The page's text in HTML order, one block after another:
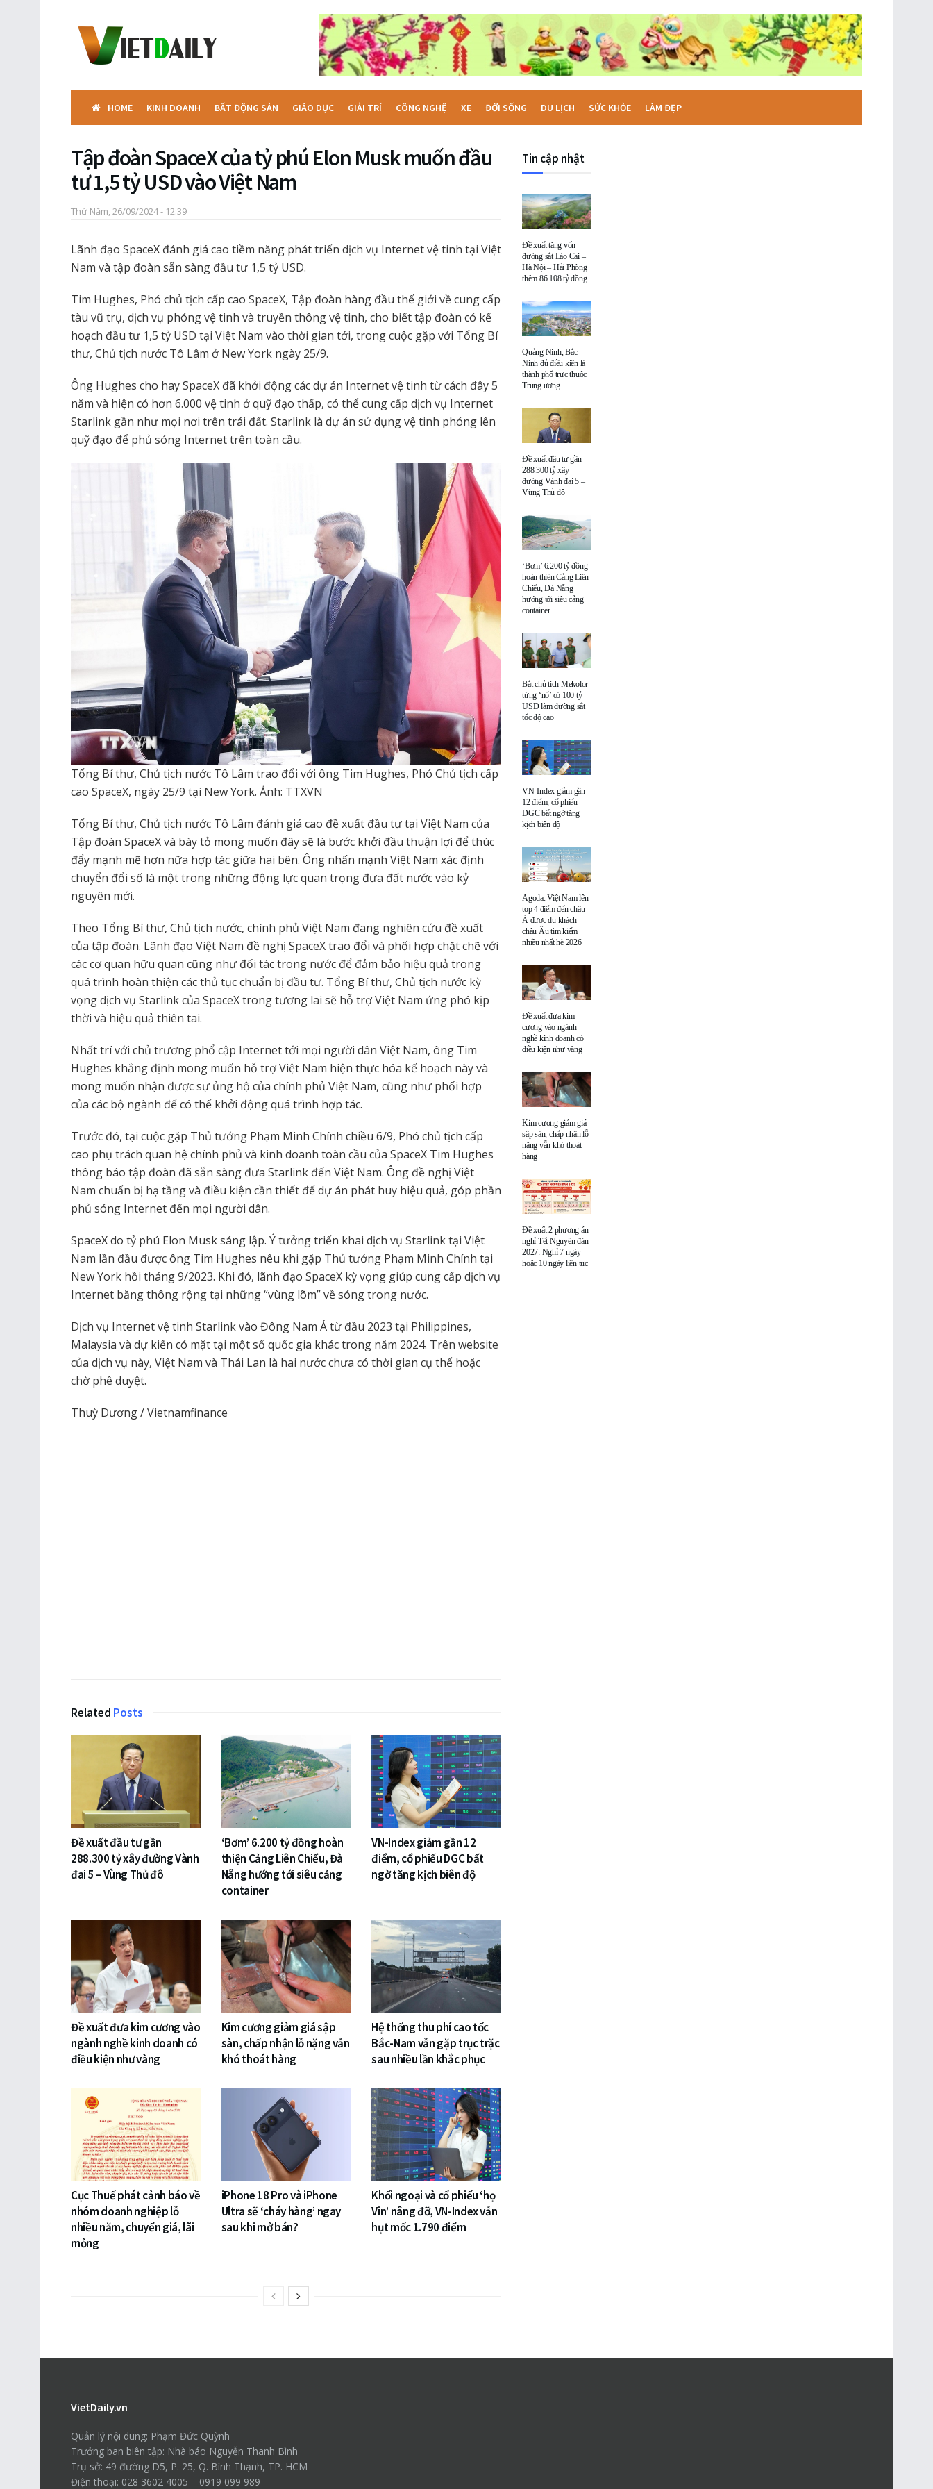
HOME KINH DOANH BẤT ĐỘNG SẢN GIÁO DỤC GIẢI TRÍ CÔNG NGHỆ XE ĐỜI SỐNG DU LỊCH SỨC KHỎE LÀM ĐẸP
Tập đoàn SpaceX của tỷ phú Elon Musk muốn đầu
tư 1,5 tỷ USD vào Việt Nam
Thứ Năm, 26/09/2024 - 12:39
Lãnh đạo SpaceX đánh giá cao tiềm năng phát triển dịch vụ Internet vệ tinh tại Việt
Nam và tập đoàn sẵn sàng đầu tư 1,5 tỷ USD.
Tim Hughes, Phó chủ tịch cấp cao SpaceX, Tập đoàn hàng đầu thế giới về cung cấp
tàu vũ trụ, dịch vụ phóng vệ tinh và truyền thông vệ tinh, cho biết tập đoàn có kế
hoạch đầu tư 1,5 tỷ USD tại Việt Nam vào thời gian tới, trong cuộc gặp với Tổng Bí
thư, Chủ tịch nước Tô Lâm ở New York ngày 25/9.
Ông Hughes cho hay SpaceX đã khởi động các dự án Internet vệ tinh từ cách đây 5
năm và hiện có hơn 6.000 vệ tinh ở quỹ đạo thấp, có thể cung cấp dịch vụ Internet
Starlink gần như mọi nơi trên trái đất. Starlink là dự án sử dụng vệ tinh phóng lên
quỹ đạo để phủ sóng Internet trên toàn cầu.
Tổng Bí thư, Chủ tịch nước Tô Lâm trao đổi với ông Tim Hughes, Phó Chủ tịch cấp
cao SpaceX, ngày 25/9 tại New York. Ảnh: TTXVN
Tổng Bí thư, Chủ tịch nước Tô Lâm đánh giá cao đề xuất đầu tư tại Việt Nam của
Tập đoàn SpaceX và bày tỏ mong muốn đây sẽ là bước khởi đầu thuận lợi để thúc
đẩy mạnh mẽ hơn nữa hợp tác giữa hai bên. Ông nhấn mạnh Việt Nam xác định
chuyển đổi số là một trong những động lực quan trọng đưa đất nước vào kỷ
nguyên mới.
Theo Tổng Bí thư, Chủ tịch nước, chính phủ Việt Nam đang nghiên cứu đề xuất
của tập đoàn. Lãnh đạo Việt Nam đề nghị SpaceX trao đổi và phối hợp chặt chẽ với
các cơ quan hữu quan cũng như đối tác trong nước để đảm bảo hiệu quả trong
quá trình hoàn thiện các thủ tục chuẩn bị đầu tư. Tổng Bí thư, Chủ tịch nước kỳ
vọng dịch vụ Starlink của SpaceX trong tương lai sẽ hỗ trợ Việt Nam ứng phó kịp
thời và hiệu quả thiên tai.
Nhất trí với chủ trương phổ cập Internet tới mọi người dân Việt Nam, ông Tim
Hughes khẳng định mong muốn hỗ trợ Việt Nam hiện thực hóa kế hoạch này và
mong muốn nhận được sự ủng hộ của chính phủ Việt Nam, cũng như phối hợp
của các bộ ngành để có thể khởi động quá trình hợp tác.
Trước đó, tại cuộc gặp Thủ tướng Phạm Minh Chính chiều 6/9, Phó chủ tịch cấp
cao phụ trách quan hệ chính phủ và kinh doanh toàn cầu của SpaceX Tim Hughes
thông báo tập đoàn đã sẵn sàng đưa Starlink đến Việt Nam. Ông đề nghị Việt
Nam chuẩn bị hạ tầng và điều kiện cần thiết để dự án phát huy hiệu quả, góp phần
phủ sóng Internet đến mọi người dân.
SpaceX do tỷ phú Elon Musk sáng lập. Ý tưởng triển khai dịch vụ Starlink tại Việt
Nam lần đầu được ông Tim Hughes nêu khi gặp Thủ tướng Phạm Minh Chính tại
New York hồi tháng 9/2023. Khi đó, lãnh đạo SpaceX kỳ vọng giúp cung cấp dịch vụ
Internet băng thông rộng tại những “vùng lõm” về sóng trong nước.
Dịch vụ Internet vệ tinh Starlink vào Đông Nam Á từ đầu 2023 tại Philippines,
Malaysia và dự kiến có mặt tại một số quốc gia khác trong năm 2024. Trên website
của dịch vụ này, Việt Nam và Thái Lan là hai nước chưa có thời gian cụ thể hoặc
chờ phê duyệt.
Thuỳ Dương / Vietnamfinance
Related Posts
Đề xuất đầu tư gần
288.300 tỷ xây đường Vành
đai 5 – Vùng Thủ đô
‘Bơm’ 6.200 tỷ đồng hoàn
thiện Cảng Liên Chiểu, Đà
Nẵng hướng tới siêu cảng
container
VN-Index giảm gần 12
điểm, cổ phiếu DGC bất
ngờ tăng kịch biên độ
Đề xuất đưa kim cương vào
ngành nghề kinh doanh có
điều kiện như vàng
Kim cương giảm giá sập
sàn, chấp nhận lỗ nặng vẫn
khó thoát hàng
Hệ thống thu phí cao tốc
Bắc-Nam vẫn gặp trục trặc
sau nhiều lần khắc phục
Cục Thuế phát cảnh báo về
nhóm doanh nghiệp lỗ
nhiều năm, chuyển giá, lãi
mỏng
iPhone 18 Pro và iPhone
Ultra sẽ ‘cháy hàng’ ngay
sau khi mở bán?
Khối ngoại và cổ phiếu ‘họ
Vin’ nâng đỡ, VN-Index vẫn
hụt mốc 1.790 điểm
Tin cập nhật
Đề xuất tăng vốn
đường sắt Lào Cai –
Hà Nội – Hải Phòng
thêm 86.108 tỷ đồng
Quảng Ninh, Bắc
Ninh đủ điều kiện là
thành phố trực thuộc
Trung ương
Đề xuất đầu tư gần
288.300 tỷ xây
đường Vành đai 5 –
Vùng Thủ đô
‘Bơm’ 6.200 tỷ đồng
hoàn thiện Cảng Liên
Chiểu, Đà Nẵng
hướng tới siêu cảng
container
Bắt chủ tịch Mekolor
từng ‘nổ’ có 100 tỷ
USD làm đường sắt
tốc độ cao
VN-Index giảm gần
12 điểm, cổ phiếu
DGC bất ngờ tăng
kịch biên độ
Agoda: Việt Nam lên
top 4 điểm đến châu
Á được du khách
châu Âu tìm kiếm
nhiều nhất hè 2026
Đề xuất đưa kim
cương vào ngành
nghề kinh doanh có
điều kiện như vàng
Kim cương giảm giá
sập sàn, chấp nhận lỗ
nặng vẫn khó thoát
hàng
Đề xuất 2 phương án
nghỉ Tết Nguyên đán
2027: Nghỉ 7 ngày
hoặc 10 ngày liên tục
VietDaily.vn
Quản lý nội dung: Phạm Đức Quỳnh
Trưởng ban biên tập: Nhà báo Nguyễn Thanh Bình
Trụ sở: 49 đường D5, P. 25, Q. Bình Thạnh, TP. HCM
Điện thoại: 028 3602 4005 – 0919 099 989